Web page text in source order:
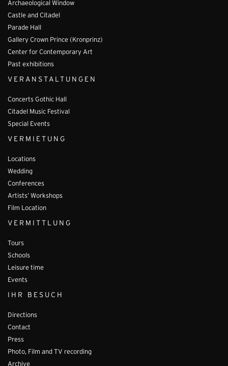
Archaeological Window
Castle and Citadel
Parade Hall
Gallery Crown Prince (Kronprinz)
Center for Contemporary Art
Past exhibitions
VERANSTALTUNGEN
Concerts Gothic Hall
Citadel Music Festival
Special Events
VERMIETUNG
Locations
Wedding
Conferences
Artists’ Workshops
Film Location
VERMITTLUNG
Tours
Schools
Leisure time
Events
IHR BESUCH
Directions
Contact
Press
Photo, Film and TV recording
Archive